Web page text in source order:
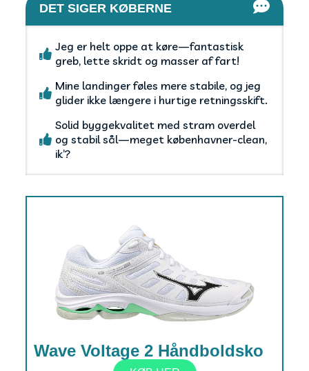
DET SIGER KØBERNE
Jeg er helt oppe at køre—fantastisk
greb, lette skridt og masser af fart!
Mine landinger føles mere stabile, og jeg
glider ikke længere i hurtige retningsskift.
Solid byggekvalitet med stram overdel
og stabil sål—meget københavner-clean,
ik’?
Wave Voltage 2 Håndboldsko